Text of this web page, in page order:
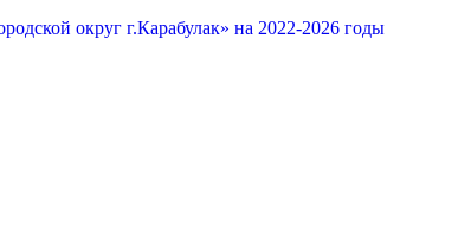
округ г.Карабулак» на 2022-2026 годы